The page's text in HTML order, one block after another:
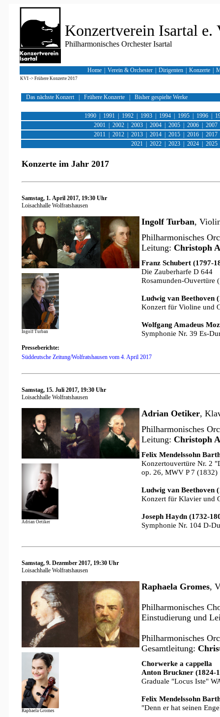
Konzertverein Isartal e.
Philharmonisches Orchester Isartal
Home Verein & Orchester Dirigenten Konzerte
KVI-> Frühere Konzerte 2017
Das nächste Konzert Frühere Konzerte Bisher gespielte Werke
1990 1991 1992 1993 1994 1995 1996
2001
2002 2003 2004 2005 2006 2007
2011
2012 2013 2014 2015 2016 2017
2021
2022 2023 2024 2025
Konzerte im Jahr 2017
Samstag, 1. April 2017, 19:30 Uhr
Loisachhalle Wolfratshausen
Ingolf Turban
Ingolf Turban,
Philharmonisches
Leitung: Christoph
Franz Schubert (1797-
Die Zauberharfe D 644
Rosamunden-Ouvertüre
Ludwig van Beethoven
Konzert für Violine und
Wolfgang Amadeus
Symphonie Nr. 39 Es-
Presseberichte:
Süddeutsche Zeitung/Wolfratshausen vom 4. April 2017
Samstag, 15. Juli 2017, 19:30 Uhr
Loisachhalle Wolfratshausen
Adrian Oetiker
Adrian Oetiker,
Philharmonisches
Leitung: Christoph
Felix Mendelssohn
Konzertouvertüre Nr. 2
op. 26, MWV P 7 (1832)
Ludwig van Beethoven
Konzert für Klavier und
Joseph Haydn (1732-
Symphonie Nr. 104 D-
Samstag, 9. Dezember 2017, 19:30 Uhr
Loisachhalle Wolfratshausen
Raphaela Gromes
Raphaela Gromes,
Philharmonisches
Einstudierung und
Philharmonisches
Gesamtleitung:
Chorwerke a cappella
Anton Bruckner (1824-
Graduale "Locus Iste"
Felix Mendelssohn
"Denn er hat seinen